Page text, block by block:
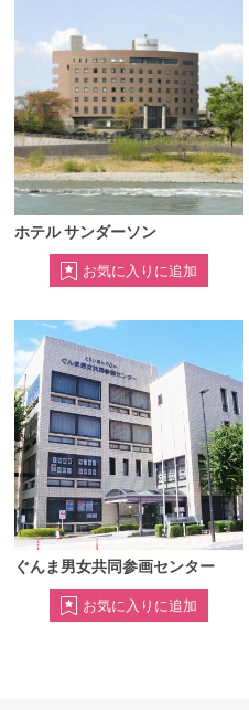
ホテル サンダーソン
ぐんま男女共同参画センター